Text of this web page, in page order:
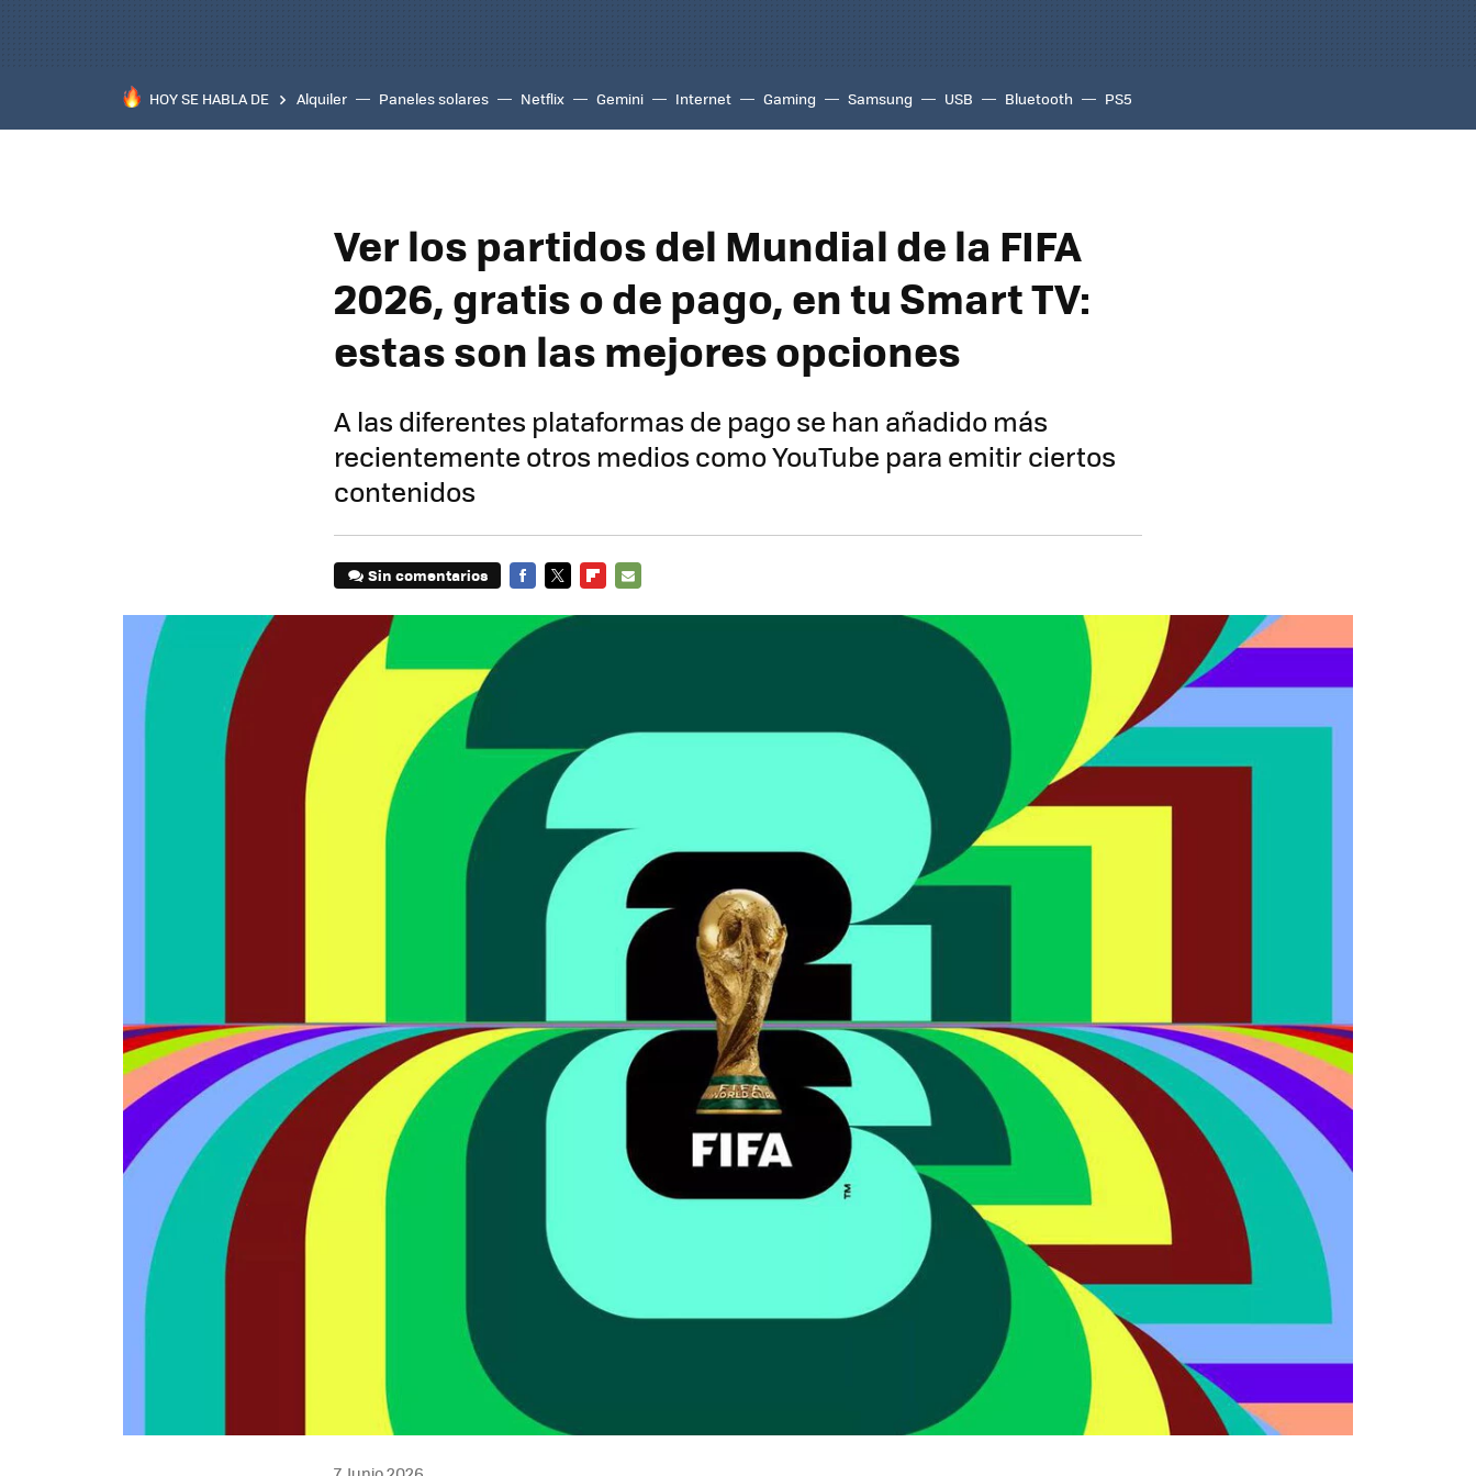
HOY SE HABLA DE Alquiler Paneles solares Netflix Gemini Internet Gaming Samsung USB Bluetooth PS5
Ver los partidos del Mundial de la FIFA
2026, gratis o de pago, en tu Smart TV:
estas son las mejores opciones
A las diferentes plataformas de pago se han añadido más
recientemente otros medios como YouTube para emitir ciertos
contenidos
Sin comentarios